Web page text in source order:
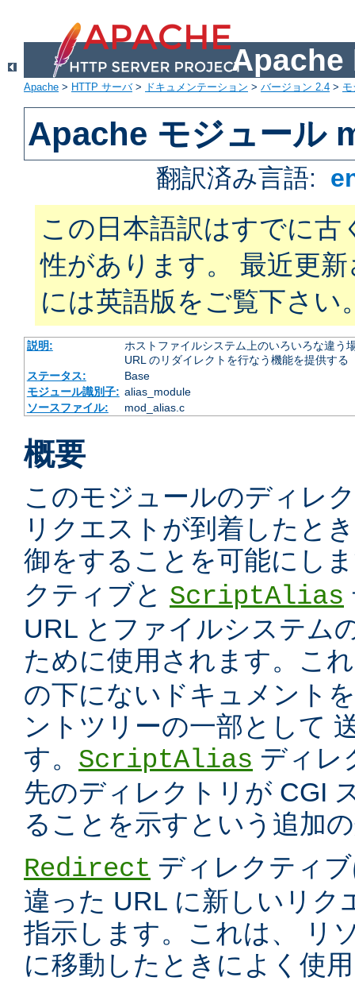
Apache
Apache > HTTP サーバ> ドキュメンテーション > バージョン 2.4 >
Apache モジュール
翻訳済み言語:
この日本語訳はすでに古
性があります。 最近更
には英語版をご覧下さい
説明:
ホストファイルシステム上のいろいろな違う
URL のリダイレクトを行なう機能を提供する
ステータス:
Base
モジュール識別子: alias_module
ソースファイル:
mod_alias.c
概要
このモジュールのディレ
リクエストが到着したと
御をすることを可能にし
クティブと ScriptAlias
URL とファイルシステム
ために使用されます。こ
の下にないドキュメント
ントツリーの一部として
す。 ScriptAlias ディレ
先のディレクトリが CGI
ることを示すという追加
Redirect ディレクティ
違った URL に新しいリク
指示します。これは、 リ
に移動したときによく使